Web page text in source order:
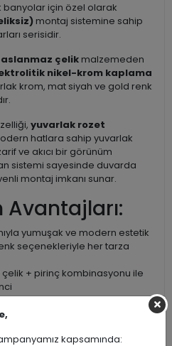
banyolar için özel olarak
montaj sistemine sahip
serisidir.
çelik malzemeden
nikel-krom kaplama
krom, mat siyah ve gold renk
yuvarlak rozet
hatlara sahip yuvarlak
ve akıcı bir görünüm
sistemi sayesinde duvarda
montaj imkanı sunar.
Avantajları:
yumuşak ve modern estetik
seçenekleriyle her tarza
+ pirinç kombinasyonu ile
sayesinde pratik ve
askılık, sabunluk, kağıtlık,
kapsamında: